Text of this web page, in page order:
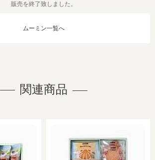
販売を終了致しました。
ムーミン一覧へ
関連商品